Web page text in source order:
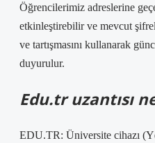
Öğrencilerimiz adreslerine
etkinleştirebilir ve mevcut
ve tartışmasını kullanarak
duyurulur.
Edu.tr uzantısı
EDU.TR: Üniversite cihazı